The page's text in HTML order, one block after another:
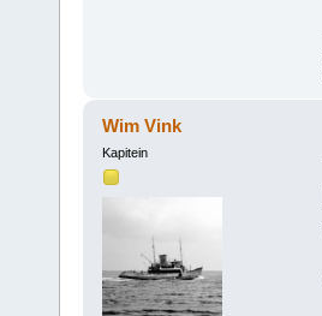
Wim Vink
Kapitein